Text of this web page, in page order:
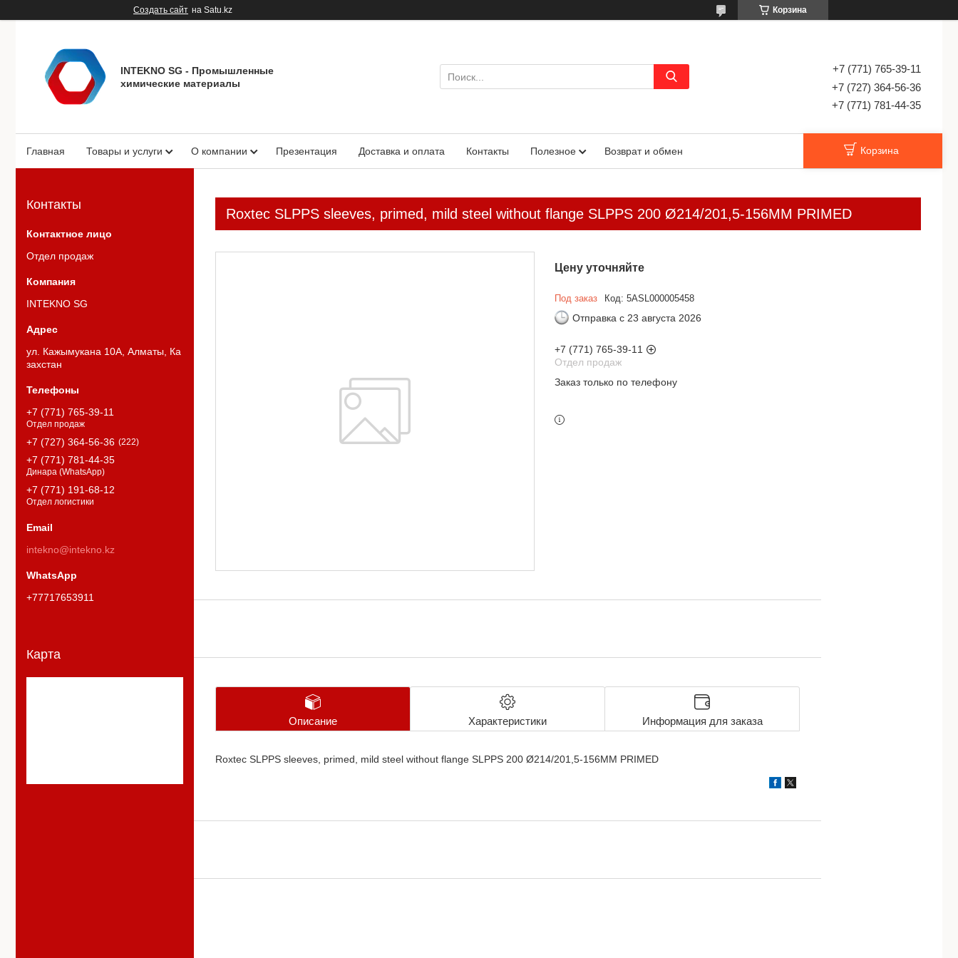
Создать сайт на Satu.kz Корзина
INTEKNO SG - Промышленные
химические материалы
+7 (771) 765-39-11
+7 (727) 364-56-36
+7 (771) 781-44-35
Главная Товары и услуги О компании Презентация Доставка и оплата Контакты Полезное Возврат и обмен Корзина
Roxtec SLPPS sleeves, primed, mild steel without flange SLPPS 200 Ø214/201,5-156MM PRIMED
Цену уточняйте
Под заказ Код: 5ASL000005458
Отправка с 23 августа 2026
+7 (771) 765-39-11
Отдел продаж
Заказ только по телефону
Описание Характеристики Информация для заказа
Roxtec SLPPS sleeves, primed, mild steel without flange SLPPS 200 Ø214/201,5-156MM PRIMED
Контакты
Отдел продаж
INTEKNO SG
ул. Кажымукана 10А, Алматы, Ка
захстан
+7 (771) 765-39-11
Отдел продаж
+7 (727) 364-56-36 222
+7 (771) 781-44-35
Динара (WhatsApp)
+7 (771) 191-68-12
Отдел логистики
intekno@intekno.kz
+77717653911
Карта